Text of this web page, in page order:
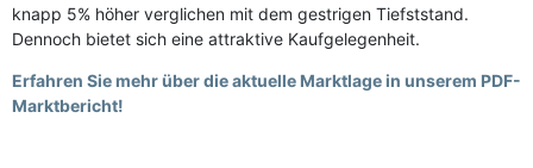
knapp 5% höher verglichen mit dem gestrigen Tiefststand.
Dennoch bietet sich eine attraktive Kaufgelegenheit.
Erfahren Sie mehr über die aktuelle Marktlage in unserem PDF-
Marktbericht!